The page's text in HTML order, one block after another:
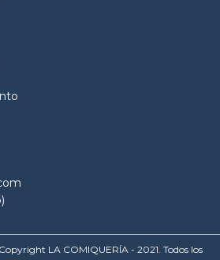
LA COMIQUERÍA - 2021. Todos los